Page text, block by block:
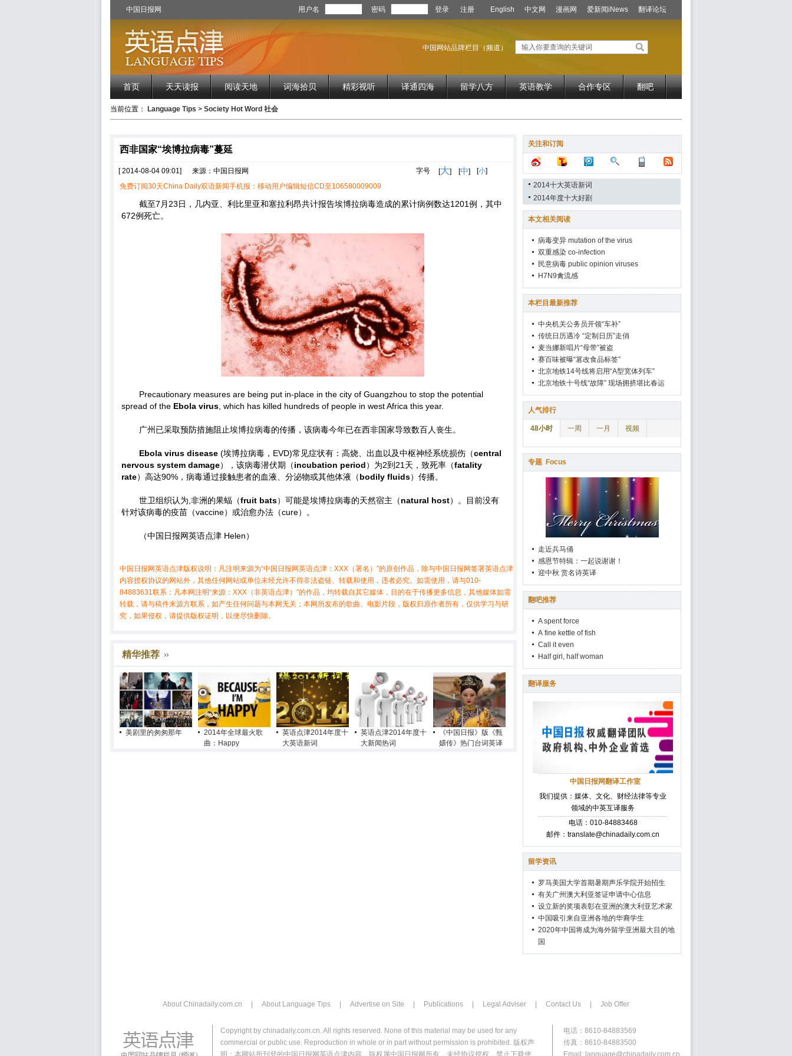
中国日报网 用户名 密码 登录 注册 English 中文网 漫画网 爱新闻iNews 翻译论坛
中国网站品牌栏目（频道）
首页 天天读报 阅读天地 词海拾贝 精彩视听 译通四海 留学八方 英语教学 合作专区 翻吧
当前位置： Language Tips > Society Hot Word 社会
西非国家“埃博拉病毒”蔓延
[ 2014-08-04 09:01] 来源：中国日报网 字号 [大] [中] [小]
免费订阅30天China Daily双语新闻手机报：移动用户编辑短信CD至106580009009
截至7月23日，几内亚、利比里亚和塞拉利昂共计报告埃博拉病毒造成的累计病例数达1201例，其中
672例死亡。
Precautionary measures are being put in-place in the city of Guangzhou to stop the potential
spread of the Ebola virus , which has killed hundreds of people in west Africa this year.
广州已采取预防措施阻止埃博拉病毒的传播，该病毒今年已在西非国家导致数百人丧生。
Ebola virus disease (埃博拉病毒，EVD)常见症状有：高烧、出血以及中枢神经系统损伤（central
nervous system damage），该病毒潜伏期（incubation period）为2到21天，致死率（fatality
rate）高达90%，病毒通过接触患者的血液、分泌物或其他体液（bodily fluids）传播。
世卫组织认为,非洲的果蝠（fruit bats）可能是埃博拉病毒的天然宿主（natural host）。目前没有
针对该病毒的疫苗（vaccine）或治愈办法（cure）。
（中国日报网英语点津 Helen）
中国日报网英语点津版权说明：凡注明来源为“中国日报网英语点津：XXX（署名）”的原创作品，除与中国日报网签署英语点津
内容授权协议的网站外，其他任何网站或单位未经允许不得非法盗链、转载和使用，违者必究。如需使用，请与010-
84883631联系；凡本网注明“来源：XXX（非英语点津）”的作品，均转载自其它媒体，目的在于传播更多信息，其他媒体如需
转载，请与稿件来源方联系，如产生任何问题与本网无关；本网所发布的歌曲、电影片段，版权归原作者所有，仅供学习与研
究，如果侵权，请提供版权证明，以便尽快删除。
精华推荐
美剧里的匆匆那年
2014年全球最火歌
曲：Happy
英语点津2014年度十
大英语新词
英语点津2014年度十
大新闻热词
《中国日报》版《甄
嬛传》热门台词英译
关注和订阅
2014十大英语新词
2014年度十大好剧
本文相关阅读
病毒变异 mutation of the virus
双重感染 co-infection
民意病毒 public opinion viruses
H7N9禽流感
本栏目最新推荐
中央机关公务员开领“车补”
传统日历遇冷 “定制日历”走俏
麦当娜新唱片“母带”被盗
赛百味被曝“篡改食品标签”
北京地铁14号线将启用“A型宽体列车”
北京地铁十号线“故障” 现场拥挤堪比春运
人气排行
48小时 一周 一月 视频
专题 Focus
走近兵马俑
感恩节特辑：一起说谢谢！
迎中秋 赏名诗英译
翻吧推荐
A spent force
A fine kettle of fish
Call it even
Half girl, half woman
翻译服务
中国日报网翻译工作室
我们提供：媒体、文化、财经法律等专业
领域的中英互译服务
电话：010-84883468
邮件：translate@chinadaily.com.cn
留学资讯
罗马美国大学首期暑期声乐学院开始招生
有关广州澳大利亚签证申请中心信息
设立新的奖项表彰在亚洲的澳大利亚艺术家
中国吸引来自亚洲各地的华裔学生
2020年中国将成为海外留学亚洲最大目的地
国
About Chinadaily.com.cn About Language Tips Advertise on Site Publications Legal Adviser Contact Us Job Offer
Copyright by chinadaily.com.cn. All rights reserved. None of this material may be used for any
commercial or public use. Reproduction in whole or in part without permission is prohibited. 版权声
明：本网站所刊登的中国日报网英语点津内容，版权属中国日报网所有，未经协议授权，禁止下载使
电话：8610-84883569
传真：8610-84883500
Email: language@chinadaily.com.cn